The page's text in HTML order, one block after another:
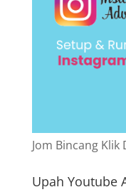
Jom Bincang Klik
Upah Youtube